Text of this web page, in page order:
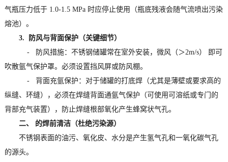
气瓶压力低于 1.0-1.5 MPa 时应停止使用（瓶底残液会随气流喷出污染
熔池）。
3. 防风与背面保护（关键细节）
- 防风措施：不锈钢储罐常在室外安装，微风（＞2m/s） 即可
吹散氩气保护罩。必须设置挡风屏或防风棚。
- 背面充氩保护：对于储罐的打底焊（尤其是薄壁或要求高的
纵缝、环缝），必须在焊缝背面通氩气保护（可使用可溶纸或专门的
背部充气装置），防止焊缝根部氧化产生蜂窝状气孔。
二、 的焊前清洁（杜绝污染源）
不锈钢表面的油污、氧化皮、水分是产生氢气孔和一氧化碳气孔
的源头。